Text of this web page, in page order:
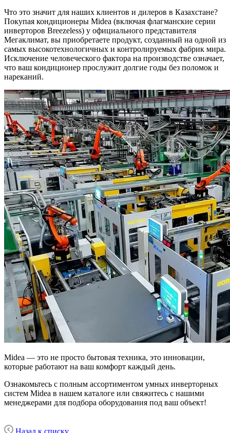
Что это значит для наших клиентов и дилеров в Казахстане?
Покупая кондиционеры Midea (включая флагманские серии
инверторов Breezeless) у официального представителя
Мегаклимат, вы приобретаете продукт, созданный на одной из
самых высокотехнологичных и контролируемых фабрик мира.
Исключение человеческого фактора на производстве означает,
что ваш кондиционер прослужит долгие годы без поломок и
нареканий.
Midea — это не просто бытовая техника, это инновации,
которые работают на ваш комфорт каждый день.
Ознакомьтесь с полным ассортиментом умных инверторных
систем Midea в нашем каталоге или свяжитесь с нашими
менеджерами для подбора оборудования под ваш объект!